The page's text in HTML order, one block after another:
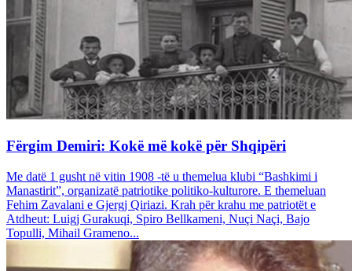
Fërgim Demiri: Kokë më kokë për Shqipëri
Me datë 1 gusht në vitin 1908 -të u themelua klubi “Bashkimi i
Manastirit”, organizatë patriotike politiko-kulturore. E themeluan
Fehim Zavalani e Gjergj Qiriazi. Krah për krahu me patriotët e
Atdheut: Luigj Gurakuqi, Spiro Bellkameni, Nuçi Naçi, Bajo
Topulli, Mihail Grameno...